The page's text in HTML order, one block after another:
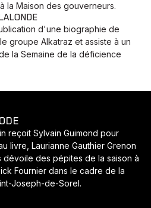
Bingo Communauté Culture
la Maison des gouverneurs.
d'une biographie de
groupe Alkatraz et assiste à un
la Semaine de la déficience
reçoit Sylvain Guimond pour
livre, Laurianne Gauthier Grenon
dévoile des pépites de la saison à
Fournier dans le cadre de la
Joseph-de-Sorel.